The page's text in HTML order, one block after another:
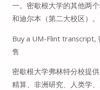
一。密歇根大学的其他两
和迪尔本（第二大校区）。
Buy a UM-Flint transcript,
售
密歇根大学弗林特分校提
精算、非洲研究、人类学